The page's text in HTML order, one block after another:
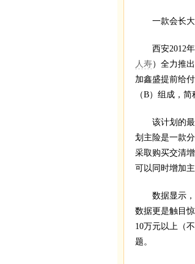
一款会长大
西安2012年4
人寿）全力推
加鑫盛提前给付
（B）组成，
该计划的最
划主险是一款
采取购买交清
可以同时增加
数据显示，
数据更是触目
10万元以上（
题。